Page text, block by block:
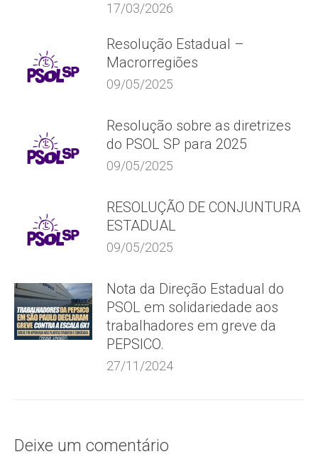
17/03/2026
Resolução Estadual –
Macrorregiões
09/05/2025
Resolução sobre as diretrizes
do PSOL SP para 2025
09/05/2025
RESOLUÇÃO DE CONJUNTURA
ESTADUAL
09/05/2025
Nota da Direção Estadual do
PSOL em solidariedade aos
trabalhadores em greve da
PEPSICO.
27/11/2024
Deixe um comentário